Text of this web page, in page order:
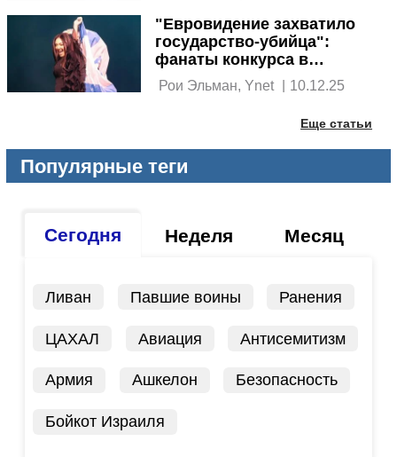
"Евровидение захватило
государство-убийца":
фанаты конкурса в
разных странах против
Израиля
Рои Эльман, Ynet | 10.12.25
Еще статьи
Популярные теги
Сегодня Неделя Месяц
Ливан Павшие воины Ранения
ЦАХАЛ Авиация Антисемитизм
Армия Ашкелон Безопасность
Бойкот Израиля